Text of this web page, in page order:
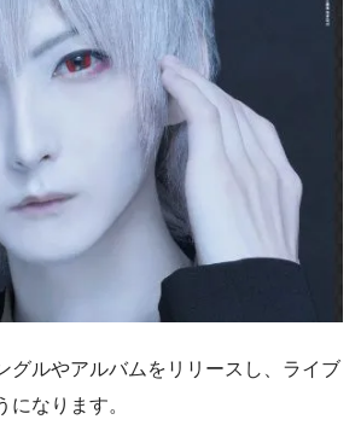
グルやアルバムをリリースし、ライブ
になります。